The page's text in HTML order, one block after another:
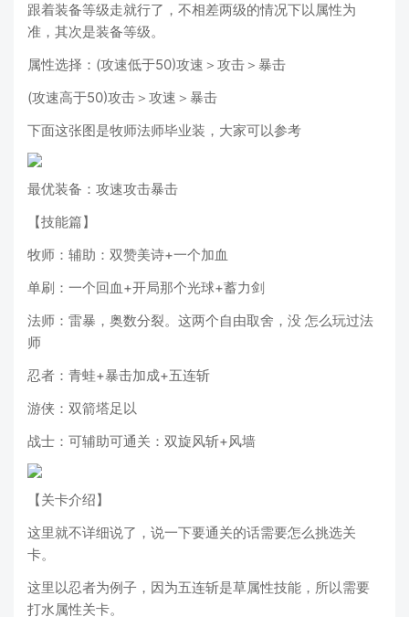
跟着装备等级走就行了，不相差两级的情况下以属性为
准，其次是装备等级。
属性选择：(攻速低于50)攻速＞攻击＞暴击
(攻速高于50)攻击＞攻速＞暴击
下面这张图是牧师法师毕业装，大家可以参考
最优装备：攻速攻击暴击
【技能篇】
牧师：辅助：双赞美诗+一个加血
单刷：一个回血+开局那个光球+蓄力剑
法师：雷暴，奥数分裂。这两个自由取舍，没 怎么玩过法
师
忍者：青蛙+暴击加成+五连斩
游侠：双箭塔足以
战士：可辅助可通关：双旋风斩+风墙
【关卡介绍】
这里就不详细说了，说一下要通关的话需要怎么挑选关
卡。
这里以忍者为例子，因为五连斩是草属性技能，所以需要
打水属性关卡。